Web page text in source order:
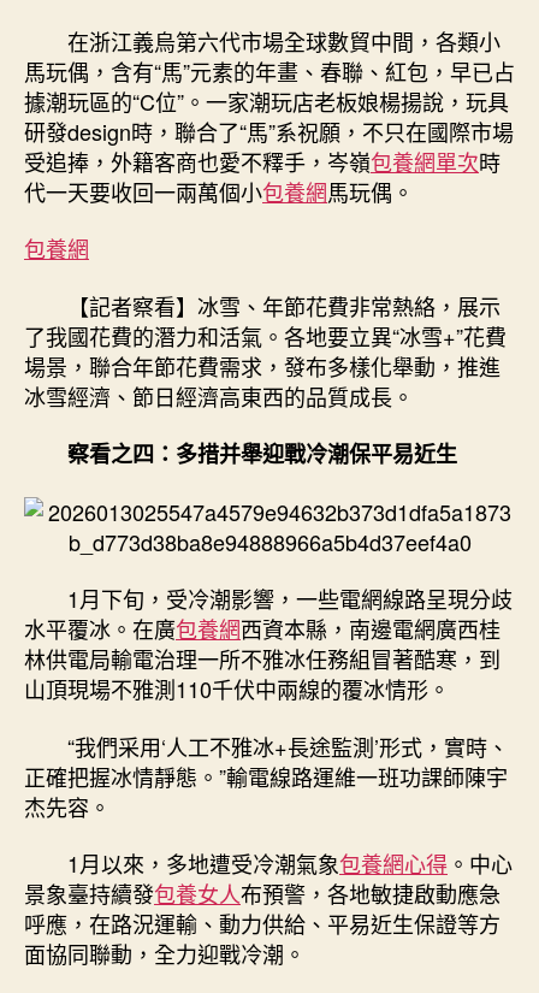
在浙江義烏第六代市場全球數貿中間，各類小
馬玩偶，含有“馬”元素的年畫、春聯、紅包，早已占
據潮玩區的“C位”。一家潮玩店老板娘楊揚說，玩具
研發design時，聯合了“馬”系祝願，不只在國際市場
受追捧，外籍客商也愛不釋手，岑嶺包養網單次時
代一天要收回一兩萬個小包養網馬玩偶。
包養網
【記者察看】冰雪、年節花費非常熱絡，展示
了我國花費的潛力和活氣。各地要立異“冰雪+”花費
場景，聯合年節花費需求，發布多樣化舉動，推進
冰雪經濟、節日經濟高東西的品質成長。
察看之四：多措并舉迎戰冷潮保平易近生
1月下旬，受冷潮影響，一些電網線路呈現分歧
水平覆冰。在廣包養網西資本縣，南邊電網廣西桂
林供電局輸電治理一所不雅冰任務組冒著酷寒，到
山頂現場不雅測110千伏中兩線的覆冰情形。
“我們采用‘人工不雅冰+長途監測’形式，實時、
正確把握冰情靜態。”輸電線路運維一班功課師陳宇
杰先容。
1月以來，多地遭受冷潮氣象包養網心得 。中心
景象臺持續發包養女人布預警，各地敏捷啟動應急
呼應，在路況運輸、動力供給、平易近生保證等方
面協同聯動，全力迎戰冷潮。